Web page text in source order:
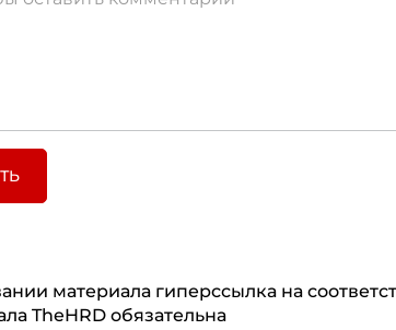
материала гиперссылка на
TheHRD обязательна